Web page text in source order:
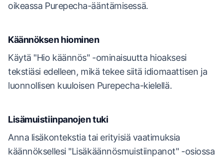
oikeassa Purepecha-ääntämisessä.
Käännöksen hiominen
Käytä "Hio käännös" -ominaisuutta hioaksesi
tekstiäsi edelleen, mikä tekee siitä idiomaattisen ja
luonnollisen kuuloisen Purepecha-kielellä.
Lisämuistiinpanojen tuki
Anna lisäkontekstia tai erityisiä vaatimuksia
käännöksellesi "Lisäkäännösmuistiinpanot" -osiossa